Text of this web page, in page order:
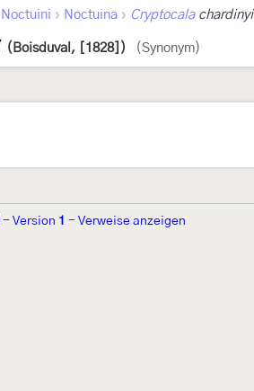
Noctuini › Noctuina › Cryptocalachardinyi
(Boisduval, [1828]) (Synonym)
- Version 1 - Verweise anzeigen